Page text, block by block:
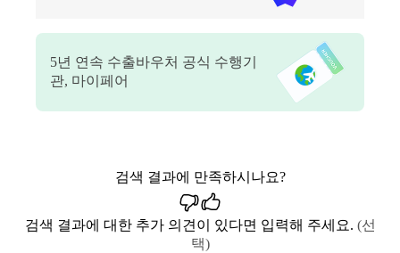
5년 연속 수출바우처 공식 수행기
관, 마이페어
검색 결과에 만족하시나요?
검색 결과에 대한 추가 의견이 있다면 입력해 주세요. (선
택)